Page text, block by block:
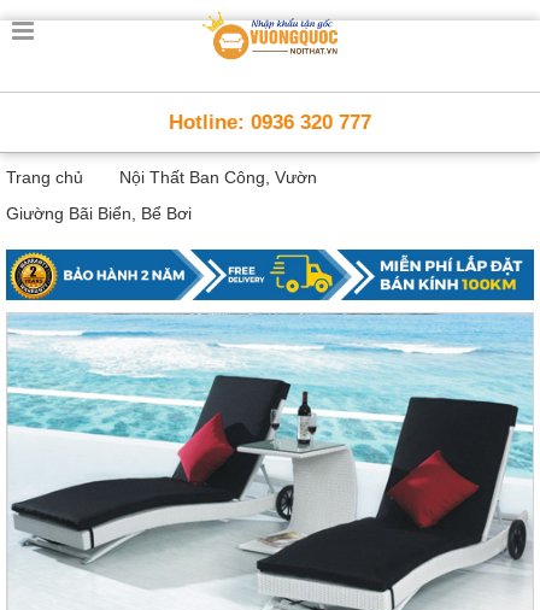
Trang
Thông
Minh
Nội
thất
minh
Nội
Thất
Trẻ
Em
Giường
tầng,
Nội
Thất
Hotline: 0936 320 777
Trang chủ
Nội Thất Ban Công, Vườn
Giường Bãi Biển, Bể Bơi